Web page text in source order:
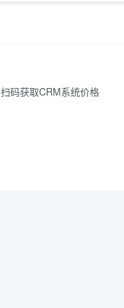
扫码获取CRM系统价格